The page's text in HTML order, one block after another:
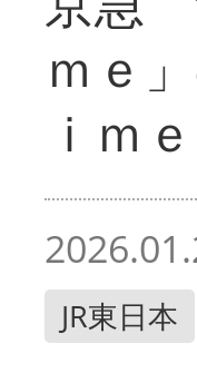
ｍｅ
ｉｍ
JR東日本